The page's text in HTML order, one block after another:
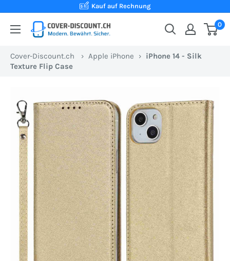
Inhalt
Kauf auf Rechnung
Cover-
Ihr
Onlineshop
der
Schweiz
für
Schutzhüllen
zum
besten
Preis
0
Cover-Discount.ch › Apple iPhone › iPhone 14 - Silk
Texture Flip Case